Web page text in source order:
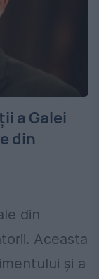
a Galei
din
din
Aceasta
şi a